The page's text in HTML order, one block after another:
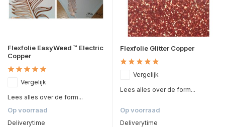
Flexfolie EasyWeed ™ Electric
Copper
Vergelijk
Lees alles over de form...
Op voorraad
Deliverytime
Flexfolie Glitter Copper
Vergelijk
Lees alles over de form...
Op voorraad
Deliverytime